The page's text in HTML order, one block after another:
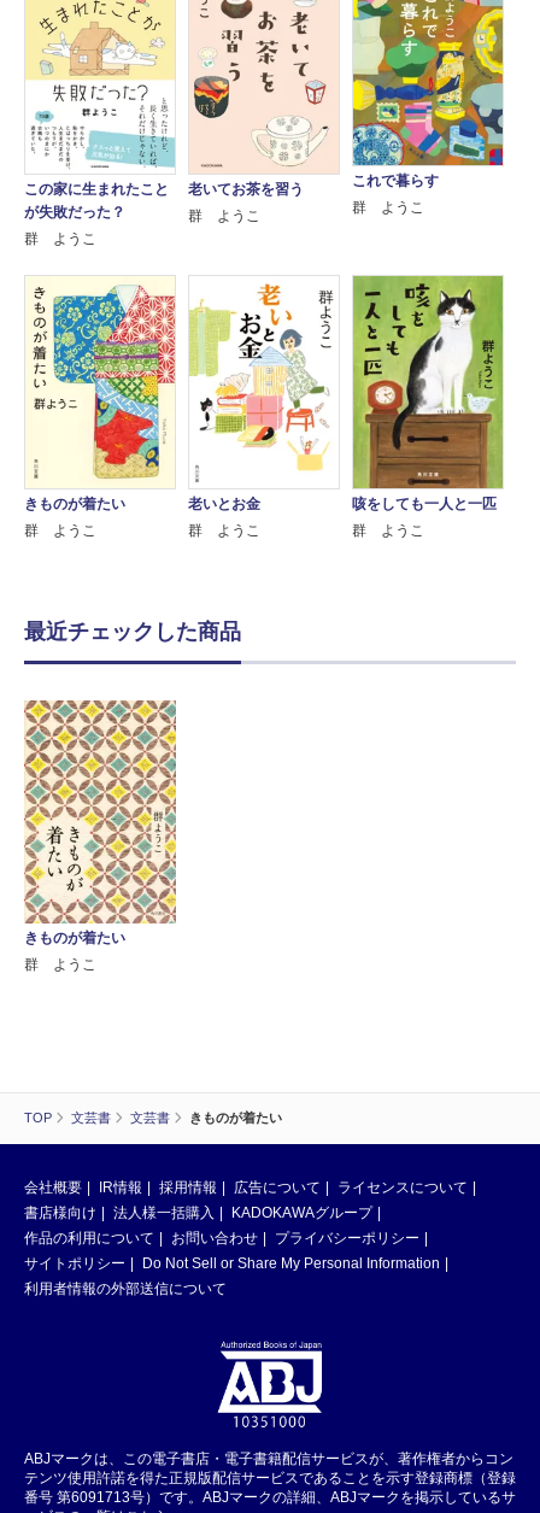
TOP 文芸書 文芸書 きものが着たい
この家に生まれたこと
が失敗だった？
群 ようこ
老いてお茶を習う
群 ようこ
これで暮らす
群 ようこ
きものが着たい
群 ようこ
老いとお金
群 ようこ
咳をしても一人と一匹
群 ようこ
最近チェックした商品
きものが着たい
群 ようこ
会社概要 IR情報 採用情報 広告について
ライセンスについて
書店様向け
法人様一括購入
KADOKAWAグループ
作品の利用について
お問い合わせ
プライバシーポリシー
サイトポリシー
Do Not Sell or Share My Personal Information
利用者情報の外部送信について
ABJマークは、この電子書店・電子書籍配信サービスが、著作権者からコン
テンツ使用許諾を得た正規版配信サービスであることを示す登録商標（登録
番号 第6091713号）です。ABJマークの詳細、ABJマークを掲示しているサ